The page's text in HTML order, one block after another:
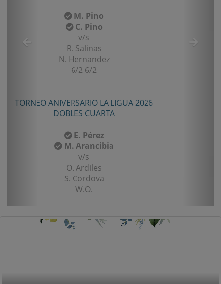
M. Pino
C. Pino
v/s
R. Salinas
N. Hernandez
6/2 6/2
TORNEO ANIVERSARIO LA LIGUA 2026
DOBLES CUARTA
E. Pérez
M. Arancibia
v/s
O. Ardiles
S. Cordova
W.O.